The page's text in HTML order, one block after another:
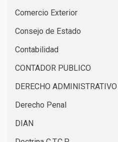
Comercio Exterior
Consejo de Estado
Contabilidad
CONTADOR PUBLICO
DERECHO ADMINISTRATIVO
Derecho Penal
DIAN